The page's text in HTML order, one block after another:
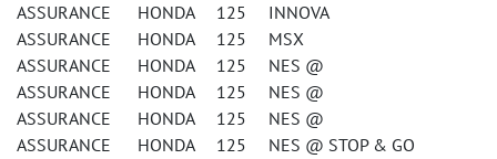
ASSURANCE HONDA 125 INNOVA
ASSURANCE HONDA 125 MSX
ASSURANCE HONDA 125 NES @
ASSURANCE HONDA 125 NES @
ASSURANCE HONDA 125 NES @
ASSURANCE HONDA 125 NES @ STOP & GO